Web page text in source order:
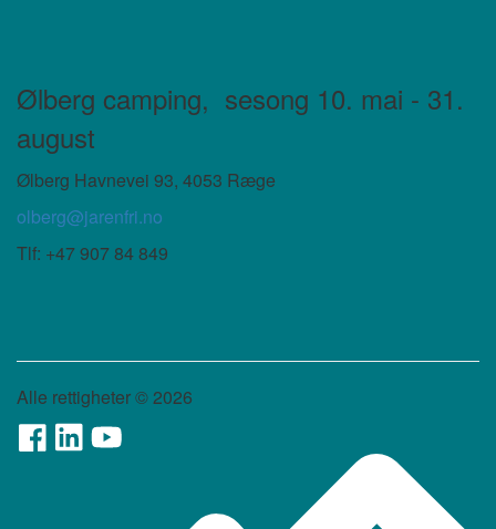
Ølberg camping, sesong 10. mai - 31.
august
Ølberg Havnevei 93, 4053 Ræge
olberg@jarenfri.no
Tlf: +47 907 84 849
Alle rettigheter ©2026